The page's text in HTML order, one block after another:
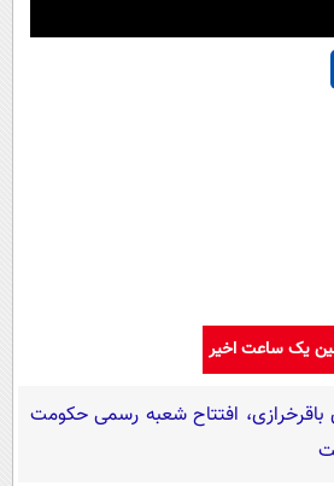
یک ساعت اخیر
افتتاح شعبه رسمی حکومت